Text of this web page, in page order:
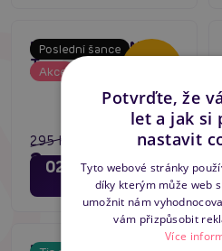
Poslední šance
Akce
02 dní 00 hodin
minut
Passion ANTONINA
Thong černé kalhotky
Skladem
295 Kč
236 Kč
Potvrďte, že
let a jak si
nastavit
Tyto webové stránky
díky kterým může web
umožnit nám
vám přizpůsobit
Více